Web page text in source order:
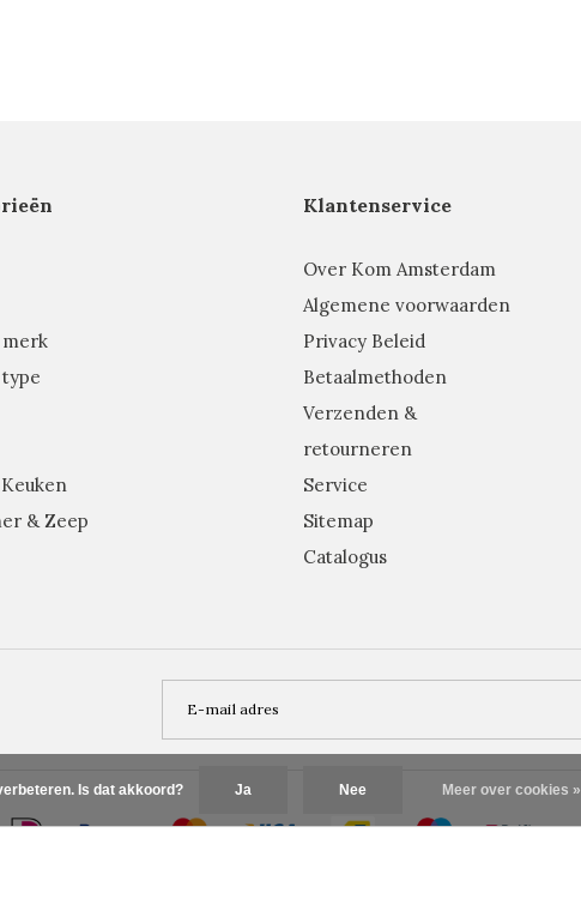
merk
& Zeep
Klantenservice
Over Kom Amsterdam
Algemene voorwaarden
Privacy Beleid
Betaalmethoden
Verzenden &
retourneren
Service
Sitemap
Catalogus
Is dat akkoord? Ja Nee Meer over cookies »